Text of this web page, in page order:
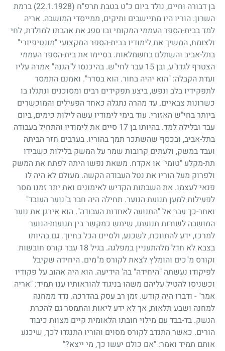
בן דבורה וחיים, נולד ביום כ"ט בטבת תרפ"ח (22.1.1928)
ברמת
השרון. הוריו היו מתיישבים ותיקים, ממייסדי המושבה. אריה
למד בבית-הספר העממי המקומי ובו ספג את אהבתו למולדת, לחי
ולצומח, המשיך את לימודיו בבית-הספר המקצועי "מונטיפיורי"
בתל-אביב והשתלם בחשמלאות. בסיימו את בית-הספר העממי
הצטרף לגדנ"ע, ובן15 עבר לחי"ש. בהיכנסו ל"הגנה" אמרה עליו
ועדת הקבלה: "הוא יהיה בחור. הוא בסדר". ואמנם התמסר
לתפקידיו בלב ונפש, ביצע תפקידים רבים ומסוכנים ונתגלו בו
כשרונות צבאיים. עד מהרה נתגלה כאחד הפעילים והמוכשרים
ביותר בחי"ש האזורי. עוד בימי לימודיו עשה לילות כימים, ביום
עבד ובלילה למד. בהיותו בן17 סיים את לימודיו והתחיל בעבודה
בתל-אביב, ובכסף שהשתכר תמך בהוריו. בערבים חזר הביתה
ועבד במשק, ולעתים קרובות שמר על המשק בלילות כשבידו
תת-מקלע "טומי" או אקדח. משאת נפשו היתה לפתח את המשק
ולפרוק מעל הוריו את נטל העבודה הקשה. מעולם לא היה לו
פנאי לעצמו. את השבתות הקדיש לאימונים ואת יתר זמנו מסר
לפעילות למען תנועת הנוער. תחילה היה חבר ב"נוער העובד"
ואחר-כך עבר אל "התנועה לאחדות העבודה". הוא אירגן את נוער
המושבה לשורות תנועתו, שימש כמקשר בין תנועות-הנוער
למרכז, ידע להתווכח, לשכנע, ולסיים הכל בחיוך. גם בהיותו
בצבא לא חדל מלהתעניין במפלגה. בגיל 18 עבר קורס חובשות
וקורס מ"כים והומלץ לצאת לקורס מ"מים. היחידה שקיבל
לפיקודו נעשתה "היחידה" בה' הידיעה. הוא היה אהוב על פקודיו
וכשניסו להטיל עליהם משהו בניגוד להוראותיו ענו תמיד: "אריה
אמר" - ודברו היה קודש. זמן רב עסק בהדרכה. נדד ממחנה
למחנה ושבע תלאות, אך לא ידע ליאות והתמסר גם להכרת
הנשק. בד-בבד עם מילוי חובתו הלאומית קיים מצוות כיבוד
הורים. כאשר התנדב לקורס מסוים והוריו התנגדו לכך, שיכנע
אותם תמיד ואמר: "אם כולם יעשו כך, מי ייצא?"